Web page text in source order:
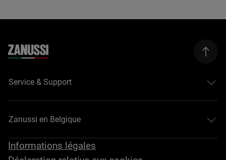
Service & Support
Zanussi en Belgique
Informations légales